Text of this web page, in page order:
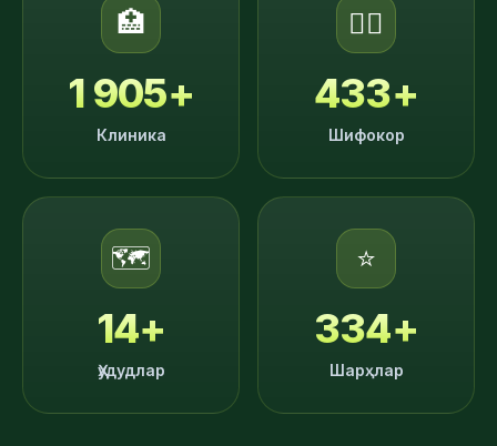
🏥
1 905+
Клиника
👨‍⚕️
433+
Шифокор
🗺️
14+
Ҳудудлар
⭐
334+
Шарҳлар